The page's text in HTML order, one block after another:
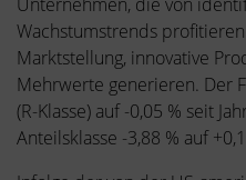
Wachstumstrends
Marktstellung, innovative
Mehrwerte generieren. Der
(R-Klasse) auf -0,05 % seit
Anteilsklasse -3,88 % auf